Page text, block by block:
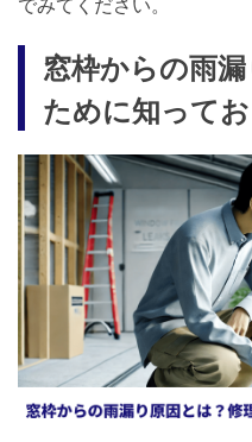
窓枠からの雨
ために知って